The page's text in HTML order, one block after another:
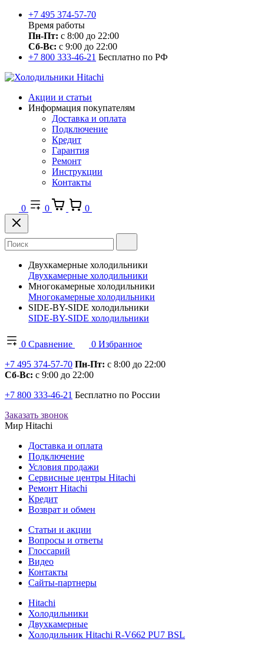
+7 495 374-57-70
Время работы
Пн-Пт: с 8:00 до 22:00
Сб-Вс: с 9:00 до 22:00
+7 800 333-46-21 Бесплатно по РФ
Акции и статьи
Информация покупателям
Доставка и оплата
Подключение
Кредит
Гарантия
Ремонт
Инструкции
Контакты
0 0 0
Двухкамерные холодильники
Двухкамерные холодильники
Многокамерные холодильники
Многокамерные холодильники
SIDE-BY-SIDE холодильники
SIDE-BY-SIDE холодильники
0 Сравнение 0 Избранное
+7 495 374-57-70 Пн-Пт: с 8:00 до 22:00
Сб-Вс: с 9:00 до 22:00
+7 800 333-46-21 Бесплатно по России
Заказать звонок
Мир Hitachi
Доставка и оплата
Подключение
Условия продажи
Сервисные центры Hitachi
Ремонт Hitachi
Кредит
Возврат и обмен
Cтатьи и акции
Вопросы и ответы
Глоссарий
Видео
Контакты
Сайты-партнеры
Hitachi
Холодильники
Двухкамерные
Холодильник Hitachi R-V662 PU7 BSL